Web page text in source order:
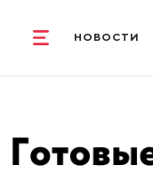
НОВОСТИ